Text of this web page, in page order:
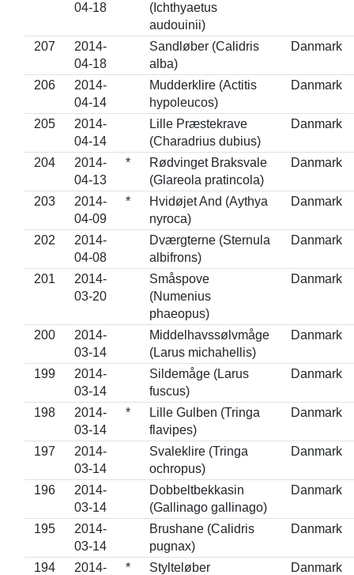
04-18
(Ichthyaetus
audouinii)
207
2014-
04-18
Sandløber (Calidris
alba)
Danmark
206
2014-
04-14
Mudderklire (Actitis
hypoleucos)
Danmark
205
2014-
04-14
Lille Præstekrave
(Charadrius dubius)
Danmark
204
2014-
04-13
*
Rødvinget Braksvale
(Glareola pratincola)
Danmark
203
2014-
04-09
*
Hvidøjet And (Aythya
nyroca)
Danmark
202
2014-
04-08
Dværgterne (Sternula
albifrons)
Danmark
201
2014-
03-20
Småspove
(Numenius
phaeopus)
Danmark
200
2014-
03-14
Middelhavssølvmåge
(Larus michahellis)
Danmark
199
2014-
03-14
Sildemåge (Larus
fuscus)
Danmark
198
2014-
03-14
*
Lille Gulben (Tringa
flavipes)
Danmark
197
2014-
03-14
Svaleklire (Tringa
ochropus)
Danmark
196
2014-
03-14
Dobbeltbekkasin
(Gallinago gallinago)
Danmark
195
2014-
03-14
Brushane (Calidris
pugnax)
Danmark
194
2014-
*
Stylteløber
Danmark